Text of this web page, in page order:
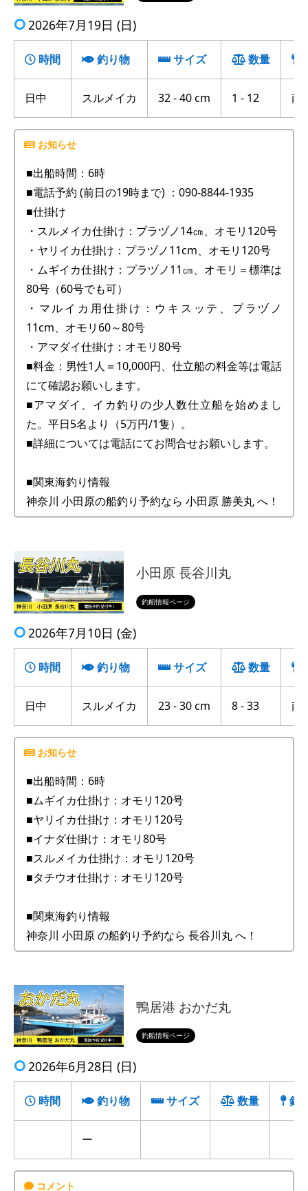
2026年7月19日 (日)
時間 釣り物 サイズ 数量
日中 スルメイカ 32 - 40 cm 1 - 12 南
■出船時間：6時
■電話予約 (前日の19時まで) ：090-8844-1935
■仕掛け
・スルメイカ仕掛け：プラヅノ14㎝、オモリ120号
・ヤリイカ仕掛け：プラヅノ11cm、オモリ120号
・ムギイカ仕掛け：プラヅノ11㎝、オモリ＝標準は
80号（60号でも可）
・マルイカ用仕掛け：ウキスッテ、プラヅノ
11cm、オモリ60～80号
・アマダイ仕掛け：オモリ80号
■料金：男性1人＝10,000円、仕立船の料金等は電話
にて確認お願いします。
■アマダイ、イカ釣りの少人数仕立船を始めまし
た。平日5名より（5万円/1隻）。
■詳細については電話にてお問合せお願いします。
■関東海釣り情報
神奈川 小田原の船釣り予約なら 小田原 勝美丸 へ！
小田原 長谷川丸
釣船情報ページ
2026年7月10日 (金)
時間 釣り物 サイズ 数量
日中 スルメイカ 23 - 30 cm 8 - 33 南
■出船時間：6時
■ムギイカ仕掛け：オモリ120号
■ヤリイカ仕掛け：オモリ120号
■イナダ仕掛け：オモリ80号
■スルメイカ仕掛け：オモリ120号
■タチウオ仕掛け：オモリ120号
■関東海釣り情報
神奈川 小田原 の船釣り予約なら 長谷川丸 へ！
鴨居港 おかだ丸
釣船情報ページ
2026年6月28日 (日)
時間 釣り物 サイズ 数量 釣
ー